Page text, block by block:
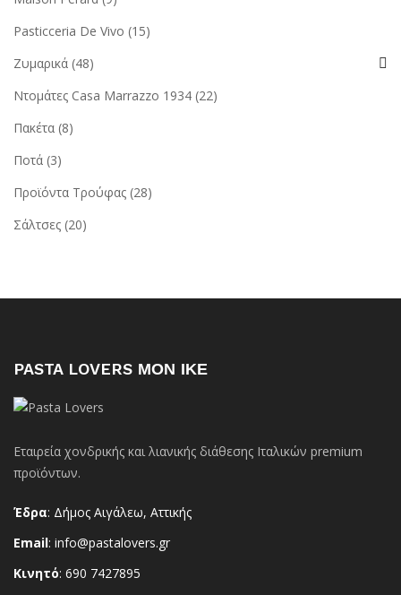
Pasticceria De Vivo (15)
Ζυμαρικά (48)
Ντομάτες Casa Marrazzo 1934 (22)
Πακέτα (8)
Ποτά (3)
Προϊόντα Τρούφας (28)
Σάλτσες (20)
PASTA LOVERS ΜΟΝ ΙΚΕ
Εταιρεία χονδρικής και λιανικής διάθεσης Ιταλικών premium
προϊόντων.
Έδρα: Δήμος Αιγάλεω, Αττικής
Email: info@pastalovers.gr
Κινητό: 690 7427895